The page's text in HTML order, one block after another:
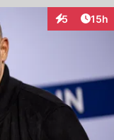
5
Interaktionen
15h